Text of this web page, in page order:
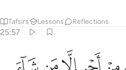
Tafsirs Lessons Reflections
25:57
ان يتخذ الى ربه سبيلا ٥٧
شَآءَ أَن يَتَّخِذَ إِلَىٰ رَبِّهِۦ سَبِيلًۭا ٥٧